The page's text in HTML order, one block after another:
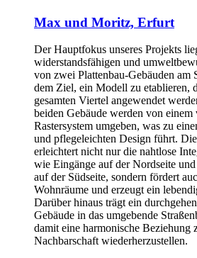
Max und Moritz, Erfurt
Der Hauptfokus unseres Projekts
widerstandsfähigen und
von zwei Plattenbau-Gebäuden am
dem Ziel, ein Modell zu etablieren,
gesamten Viertel angewendet
beiden Gebäude werden von
Rastersystem umgeben, was zu
und pflegeleichten Design führt.
erleichtert nicht nur die nahtlose
wie Eingänge auf der Nordseite
auf der Südseite, sondern fördert
Wohnräume und erzeugt ein
Darüber hinaus trägt ein
Gebäude in das umgebende
damit eine harmonische Beziehung
Nachbarschaft wiederherzustellen.